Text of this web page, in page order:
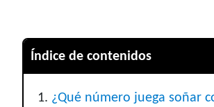
Índice de contenidos
¿Qué número juega soñar